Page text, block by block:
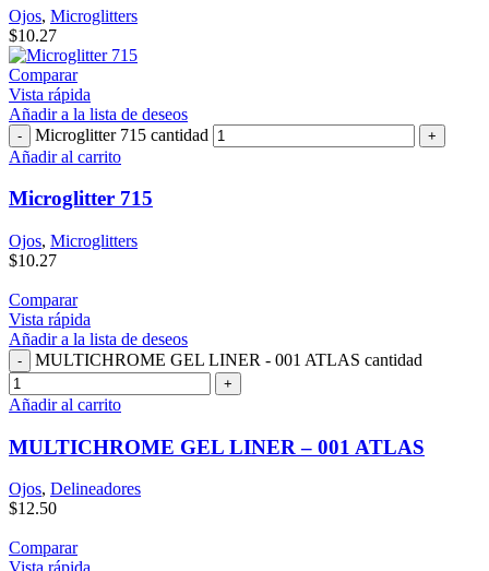
Ojos, Microglitters
$10.27
Comparar
Vista rápida
Añadir a la lista de deseos
Microglitter 715 cantidad
Añadir al carrito
Microglitter 715
Ojos, Microglitters
$10.27
Comparar
Vista rápida
Añadir a la lista de deseos
MULTICHROME GEL LINER - 001 ATLAS cantidad
Añadir al carrito
MULTICHROME GEL LINER – 001 ATLAS
Ojos, Delineadores
$12.50
Comparar